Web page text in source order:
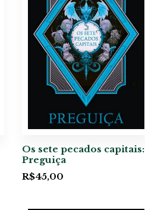
Os sete pecados capitais:
Preguiça
R$45,00